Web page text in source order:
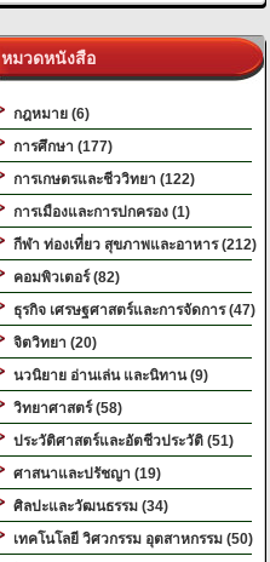
หมวดหนังสือ
กฎหมาย (6)
การศึกษา (177)
การเกษตรและชีววิทยา (122)
การเมืองและการปกครอง (1)
กีฬา ท่องเที่ยว สุขภาพและอาหาร (212)
คอมพิวเตอร์ (82)
ธุรกิจ เศรษฐศาสตร์และการจัดการ (47)
จิตวิทยา (20)
นวนิยาย อ่านเล่น และนิทาน (9)
วิทยาศาสตร์ (58)
ประวัติศาสตร์และอัตชีวประวัติ (51)
ศาสนาและปรัชญา (19)
ศิลปะและวัฒนธรรม (34)
เทคโนโลยี วิศวกรรม อุตสาหกรรม (50)